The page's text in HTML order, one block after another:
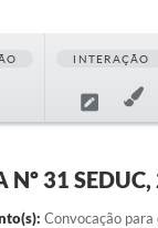
INTERAÇÃO
Nº 31
Convocação